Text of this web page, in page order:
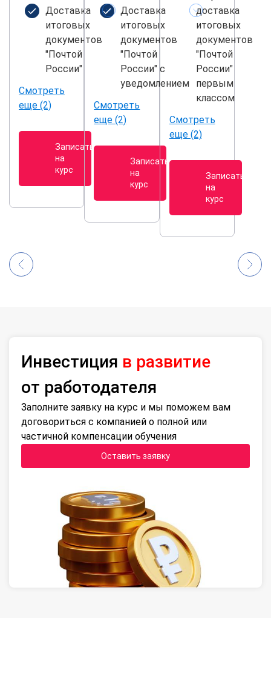
Доставка
итоговых
документов
"Почтой
России"
Смотреть
еще (2)
Записаться
на
курс
Доставка
итоговых
документов
"Почтой
России" с
уведомлением
Смотреть
еще (2)
Записаться
на
курс
доставка
итоговых
документов
"Почтой
России"
первым
классом
Смотреть
еще (2)
Записаться
на
курс
Инвестиция в развитие
от работодателя
Заполните заявку на курс и мы поможем вам
договориться с компанией о полной или
частичной компенсации обучения
Оставить заявку